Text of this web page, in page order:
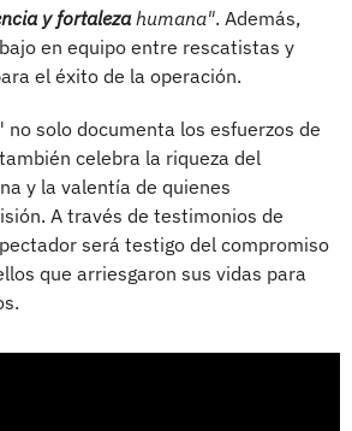
y fortalezahumana". Además,
en equipo entre rescatistas y
el éxito de la operación.
no solo documenta los esfuerzos de
celebra la riqueza del
y la valentía de quienes
A través de testimonios de
será testigo del compromiso
que arriesgaron sus vidas para